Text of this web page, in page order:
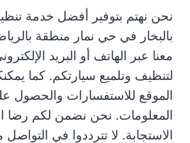
نحن نهتم بتوفير أفضل خدمة
بالبخار في حي نمار منطقة
معنا عبر الهاتف أو البريد
لتنظيف وتلميع سيارتكم. كما
الموقع للاستفسارات والحصول
المعلومات. نحن نضمن لكم رضا
الاستجابة. لا تترددوا في